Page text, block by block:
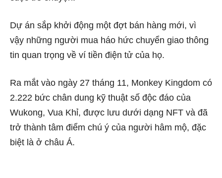
Dự án sắp khởi động một đợt bán hàng mới, vì
vậy những người mua háo hức chuyển giao thông
tin quan trọng về ví tiền điện tử của họ.
Ra mắt vào ngày 27 tháng 11, Monkey Kingdom có
​​2.222 bức chân dung kỹ thuật số độc đáo của
Wukong, Vua Khỉ, được lưu dưới dạng NFT và đã
trở thành tâm điểm chú ý của người hâm mộ, đặc
biệt là ở châu Á.